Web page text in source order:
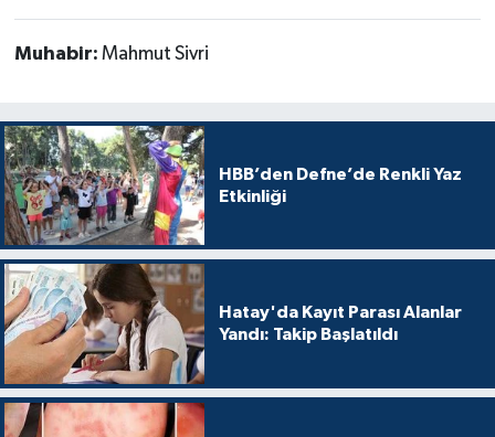
Muhabir: Mahmut Sivri
HBB’den Defne’de Renkli Yaz
Etkinliği
Hatay'da Kayıt Parası Alanlar
Yandı: Takip Başlatıldı